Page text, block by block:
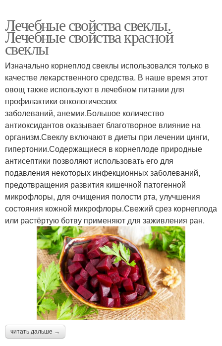
Лечебные свойства свеклы.
Лечебные свойства красной
свеклы
Изначально корнеплод свеклы использовался только в
качестве лекарственного средства. В наше время этот
овощ также используют в лечебном питании для
профилактики онкологических
заболеваний, анемии.Большое количество
антиоксидантов оказывает благотворное влияние на
организм.Свеклу включают в диеты при лечении цинги,
гипертонии.Содержащиеся в корнеплоде природные
антисептики позволяют использовать его для
подавления некоторых инфекционных заболеваний,
предотвращения развития кишечной патогенной
микрофлоры, для очищения полости рта, улучшения
состояния кожной микрофлоры.Свежий срез корнеплода
или растёртую ботву применяют для заживления ран.
читать дальше →